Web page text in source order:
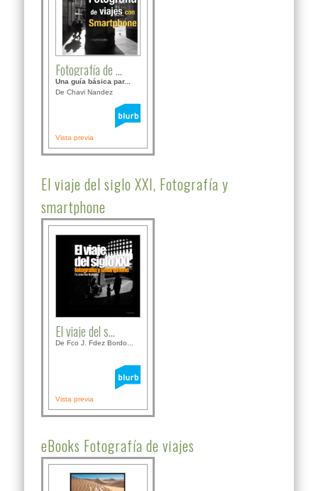
Fotografía de ...
Una guía básica par...
De Chavi Nandez
Vista previa
El viaje del siglo XXI, Fotografía y
smartphone
El viaje del s...
De Fco J. Fdez Bordo...
Vista previa
eBooks Fotografía de viajes